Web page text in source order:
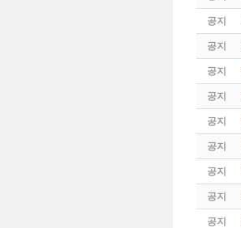
공지
공지
공지
공지
공지
공지
공지
공지
공지